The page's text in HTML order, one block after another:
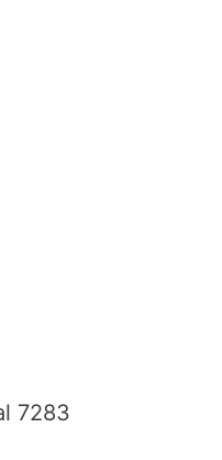
7283